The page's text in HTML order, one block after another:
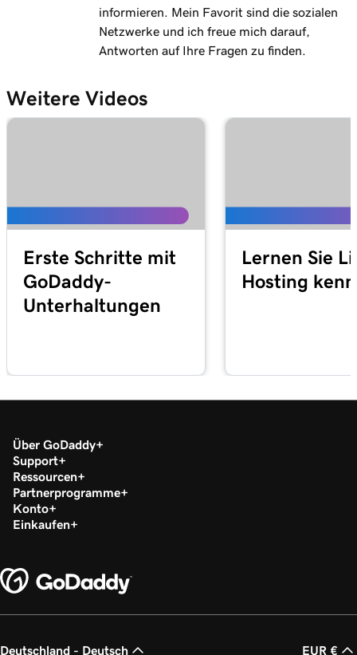
informieren. Mein Favorit sind die sozialen
Netzwerke und ich freue mich darauf,
Antworten auf Ihre Fragen zu finden.
Weitere Videos
Erste Schritte mit
GoDaddy-
Unterhaltungen
Lernen Sie
Hosting
Über GoDaddy
Support
Ressourcen
Partnerprogramme
Konto
Einkaufen
Deutschland - Deutsch EUR €